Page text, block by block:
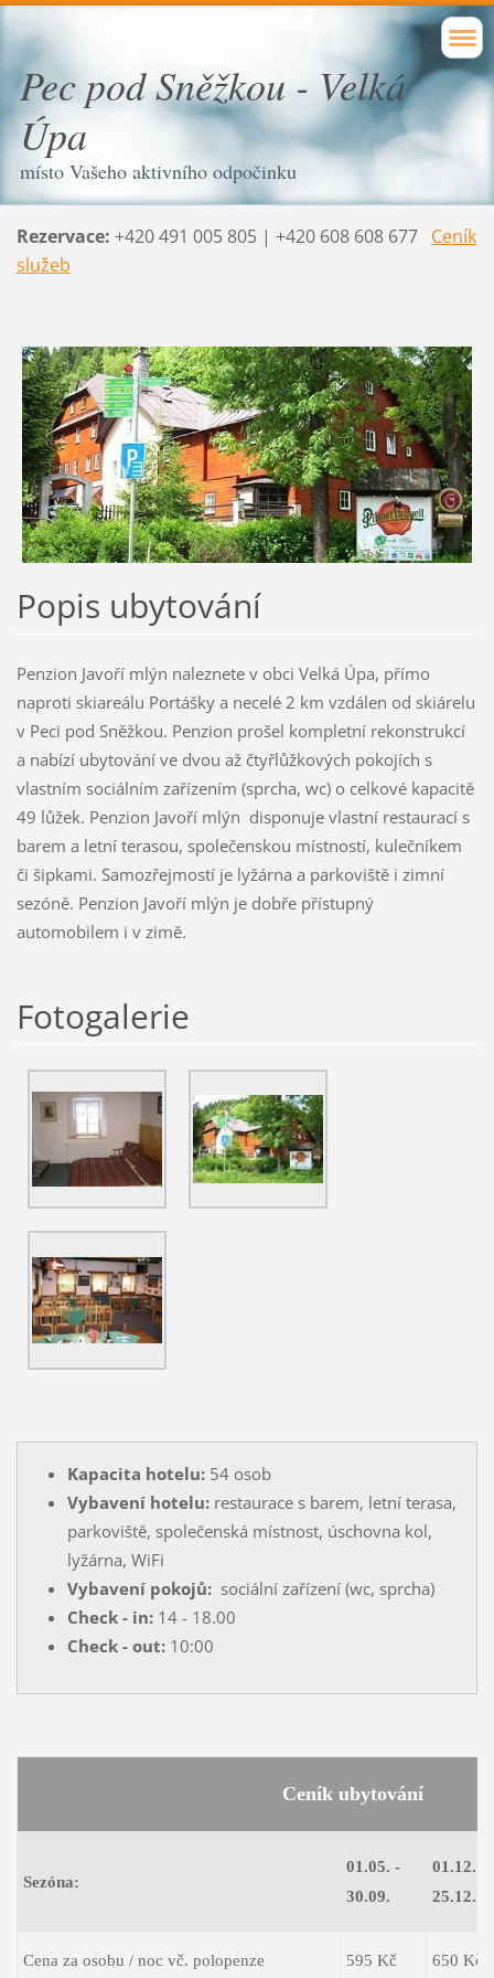
Pec pod Sněžkou - Velká
Úpa
místo Vašeho aktivního odpočinku
Rezervace: +420 491 005 805 | +420 608 608 677 Ceník
služeb
Popis ubytování
Penzion Javoří mlýn naleznete v obci Velká Úpa, přímo
naproti skiareálu Portášky a necelé 2 km vzdálen od skiárelu
v Peci pod Sněžkou. Penzion prošel kompletní rekonstrukcí
a nabízí ubytování ve dvou až čtyřlůžkových pokojích s
vlastním sociálním zařízením (sprcha, wc) o celkové kapacitě
49 lůžek. Penzion Javoří mlýn disponuje vlastní restaurací s
barem a letní terasou, společenskou místností, kulečníkem
či šipkami. Samozřejmostí je lyžárna a parkoviště i zimní
sezóně. Penzion Javoří mlýn je dobře přístupný
automobilem i v zimě.
Fotogalerie
Kapacita hotelu:54 osob
Vybavení hotelu:restaurace s barem, letní terasa,
parkoviště, společenská místnost, úschovna kol,
lyžárna, WiFi
Vybavení pokojů:sociální zařízení (wc, sprcha)
Check - in: 14 - 18.00
Check - out:10:00
Ceník ubytování
Sezóna:
01.05. -
30.09.
01.12. -
25.12.
Cena za osobu / noc vč. polopenze 595 Kč 650 Kč